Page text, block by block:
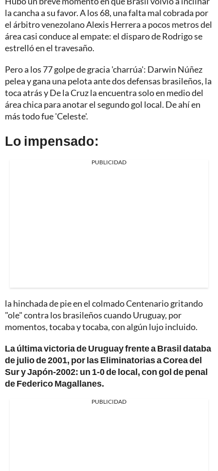
la cancha a su favor. A los 68, una falta mal cobrada por
el árbitro venezolano Alexis Herrera a pocos metros del
área casi conduce al empate: el disparo de Rodrigo se
estrelló en el travesaño.
Pero a los 77 golpe de gracia 'charrúa': Darwin Núñez
pelea y gana una pelota ante dos defensas brasileños, la
toca atrás y De la Cruz la encuentra solo en medio del
área chica para anotar el segundo gol local. De ahí en
más todo fue 'Celeste'.
Lo impensado:
PUBLICIDAD
la hinchada de pie en el colmado Centenario gritando
"ole" contra los brasileños cuando Uruguay, por
momentos, tocaba y tocaba, con algún lujo incluido.
La última victoria de Uruguay frente a Brasil databa
de julio de 2001, por las Eliminatorias a Corea del
Sur y Japón-2002: un 1-0 de local, con gol de penal
de Federico Magallanes.
PUBLICIDAD